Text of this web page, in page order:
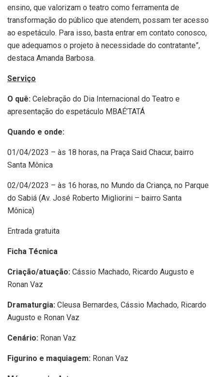
ensino, que valorizam o teatro como ferramenta de
transformação do público que atendem, possam ter acesso
ao espetáculo. Para isso, basta entrar em contato conosco,
que adequamos o projeto à necessidade do contratante”,
destaca Amanda Barbosa.
Serviço
O quê: Celebração do Dia Internacional do Teatro e
apresentação do espetáculo MBAÉ’TATÁ
Quando e onde:
01/04/2023 – às 18 horas, na Praça Said Chacur, bairro
Santa Mônica
02/04/2023 – às 16 horas, no Mundo da Criança, no Parque
do Sabiá (Av. José Roberto Migliorini – bairro Santa
Mônica)
Entrada gratuita
Ficha Técnica
Criação/atuação: Cássio Machado, Ricardo Augusto e
Ronan Vaz
Dramaturgia: Cleusa Bernardes, Cássio Machado, Ricardo
Augusto e Ronan Vaz
Cenário: Ronan Vaz
Figurino e maquiagem: Ronan Vaz